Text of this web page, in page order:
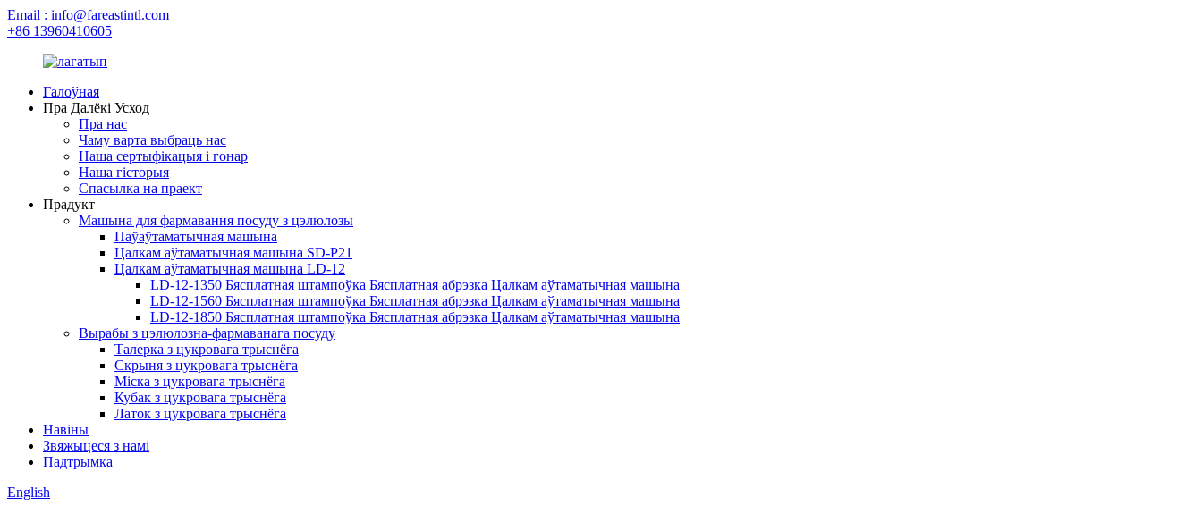
Email : info@fareastintl.com
+86 13960410605
Галоўная
Пра Далёкі Усход
Пра нас
Чаму варта выбраць нас
Наша сертыфікацыя і гонар
Наша гісторыя
Спасылка на праект
Прадукт
Машына для фармавання посуду з цэлюлозы
Паўаўтаматычная машына
Цалкам аўтаматычная машына SD-P21
Цалкам аўтаматычная машына LD-12
LD-12-1350 Бясплатная штампоўка Бясплатная абрэзка Цалкам аўтаматычная машына
LD-12-1560 Бясплатная штампоўка Бясплатная абрэзка Цалкам аўтаматычная машына
LD-12-1850 Бясплатная штампоўка Бясплатная абрэзка Цалкам аўтаматычная машына
Вырабы з цэлюлозна-фармаванага посуду
Талерка з цукровага трыснёга
Скрыня з цукровага трыснёга
Міска з цукровага трыснёга
Кубак з цукровага трыснёга
Латок з цукровага трыснёга
Навіны
Звяжыцеся з намі
Падтрымка
English